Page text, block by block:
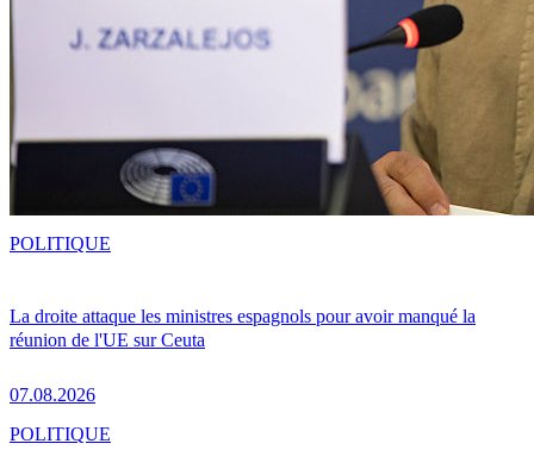
La droite attaque les ministres espagnols pour avoir manqué la
réunion de l'UE sur Ceuta
07.08.2026
POLITIQUE
POLITIQUE